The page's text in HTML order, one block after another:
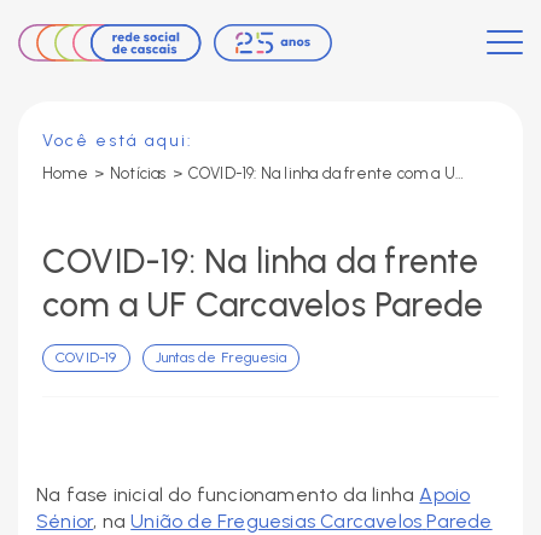
Você está aqui:
Home > Notícias > COVID-19: Na linha da frente com a UF Carcavelos Parede
COVID-19: Na linha da frente
com a UF Carcavelos Parede
COVID-19 Juntas de Freguesia
Na fase inicial do funcionamento da linhaApoio
Sénior, naUnião de Freguesias Carcavelos Parede